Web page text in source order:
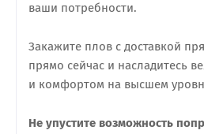
ваши потребности.
Закажите плов с доставкой
прямо сейчас и насладитесь
и комфортом на высшем
Не упустите возможность